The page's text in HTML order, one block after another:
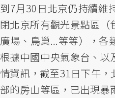
到7月30日北京仍持續維
閉北京所有觀光景點區
廣場、鳥巢...等等），各
根據中國中央氣象台、以
情資訊，截至31日下午
部的房山等區，已出現